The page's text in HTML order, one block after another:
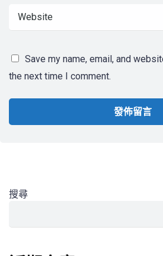
Save my name, email, and
the next time I comment.
搜尋